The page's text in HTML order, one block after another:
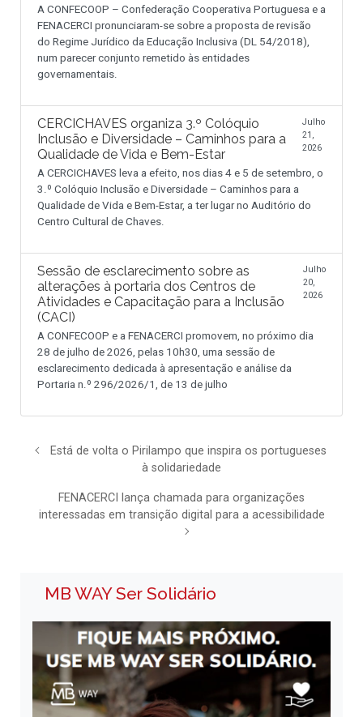
A CONFECOOP – Confederação Cooperativa Portuguesa e a
FENACERCI pronunciaram-se sobre a proposta de revisão
do Regime Jurídico da Educação Inclusiva (DL 54/2018),
num parecer conjunto remetido às entidades
governamentais.
CERCICHAVES organiza 3.º Colóquio
Inclusão e Diversidade – Caminhos para a
Qualidade de Vida e Bem-Estar
Julho
21,
2026
A CERCICHAVES leva a efeito, nos dias 4 e 5 de setembro, o
3.º Colóquio Inclusão e Diversidade – Caminhos para a
Qualidade de Vida e Bem-Estar, a ter lugar no Auditório do
Centro Cultural de Chaves.
Sessão de esclarecimento sobre as
alterações à portaria dos Centros de
Atividades e Capacitação para a Inclusão
(CACI)
Julho
20,
2026
A CONFECOOP e a FENACERCI promovem, no próximo dia
28 de julho de 2026, pelas 10h30, uma sessão de
esclarecimento dedicada à apresentação e análise da
Portaria n.º 296/2026/1, de 13 de julho
Está de volta o Pirilampo que inspira os portugueses
à solidariedade
FENACERCI lança chamada para organizações
interessadas em transição digital para a acessibilidade
MB WAY Ser Solidário